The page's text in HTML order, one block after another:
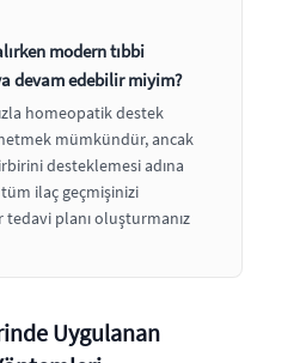
modern tıbbi
devam edebilir miyim?
homeopatik destek
mümkündür, ancak
desteklemesi adına
ilaç geçmişinizi
planı oluşturmanız
Uygulanan